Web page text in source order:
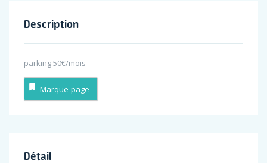
Description
parking 50€/mois
Marque-page
Détail